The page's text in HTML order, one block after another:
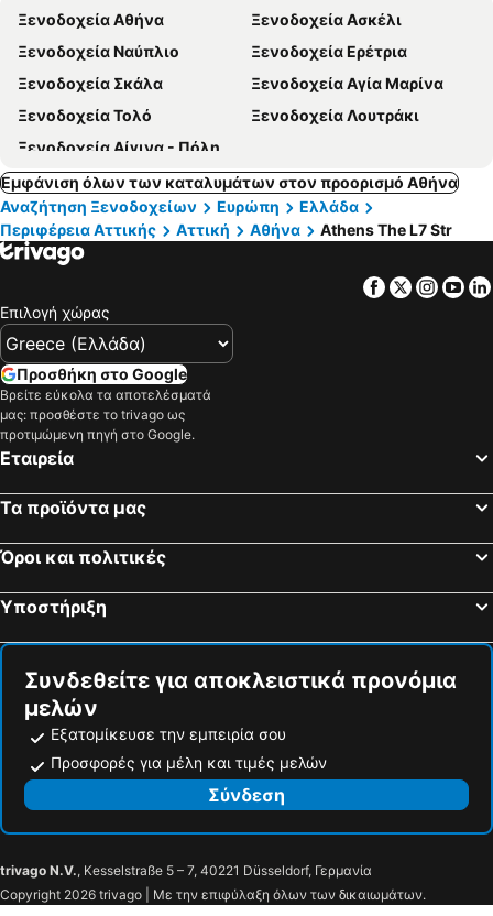
Ξενοδοχεία Αθήνα
Ξενοδοχεία Ασκέλι
Ξενοδοχεία Ναύπλιο
Ξενοδοχεία Ερέτρια
Ξενοδοχεία Σκάλα
Ξενοδοχεία Αγία Μαρίνα
Ξενοδοχεία Τολό
Ξενοδοχεία Λουτράκι
Ξενοδοχεία Αίγινα - Πόλη
Εμφάνιση όλων των καταλυμάτων στον προορισμό Αθήνα
Αναζήτηση Ξενοδοχείων
Ευρώπη
Ελλάδα
Περιφέρεια Αττικής
Αττική Αθήνα Athens The L7 Str
Facebook
Twitter
Επιλογή χώρας
Προσθήκη στο Google
Βρείτε εύκολα τα αποτελέσματά
μας: προσθέστε το trivago ως
προτιμώμενη πηγή στο Google.
Εταιρεία
Τα προϊόντα μας
Όροι και πολιτικές
Υποστήριξη
Συνδεθείτε για αποκλειστικά προνόμια
μελών
Εξατομίκευσε την εμπειρία σου
Προσφορές για μέλη και τιμές μελών
Σύνδεση
trivago N.V., Kesselstraße 5 – 7, 40221 Düsseldorf, Γερμανία
Copyright 2026 trivago | Με την επιφύλαξη όλων των δικαιωμάτων.